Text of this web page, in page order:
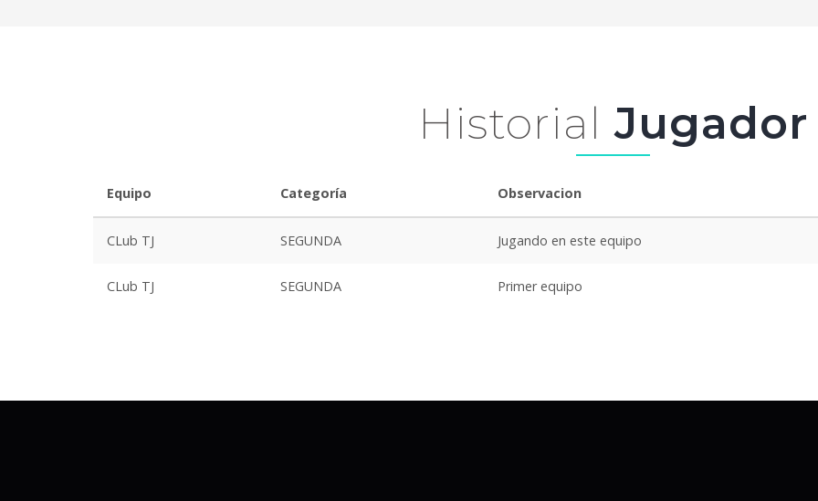
Historial Jugador
Equipo Categoría Observacion
CLub TJ SEGUNDA Jugando en este equipo
CLub TJ SEGUNDA Primer equipo